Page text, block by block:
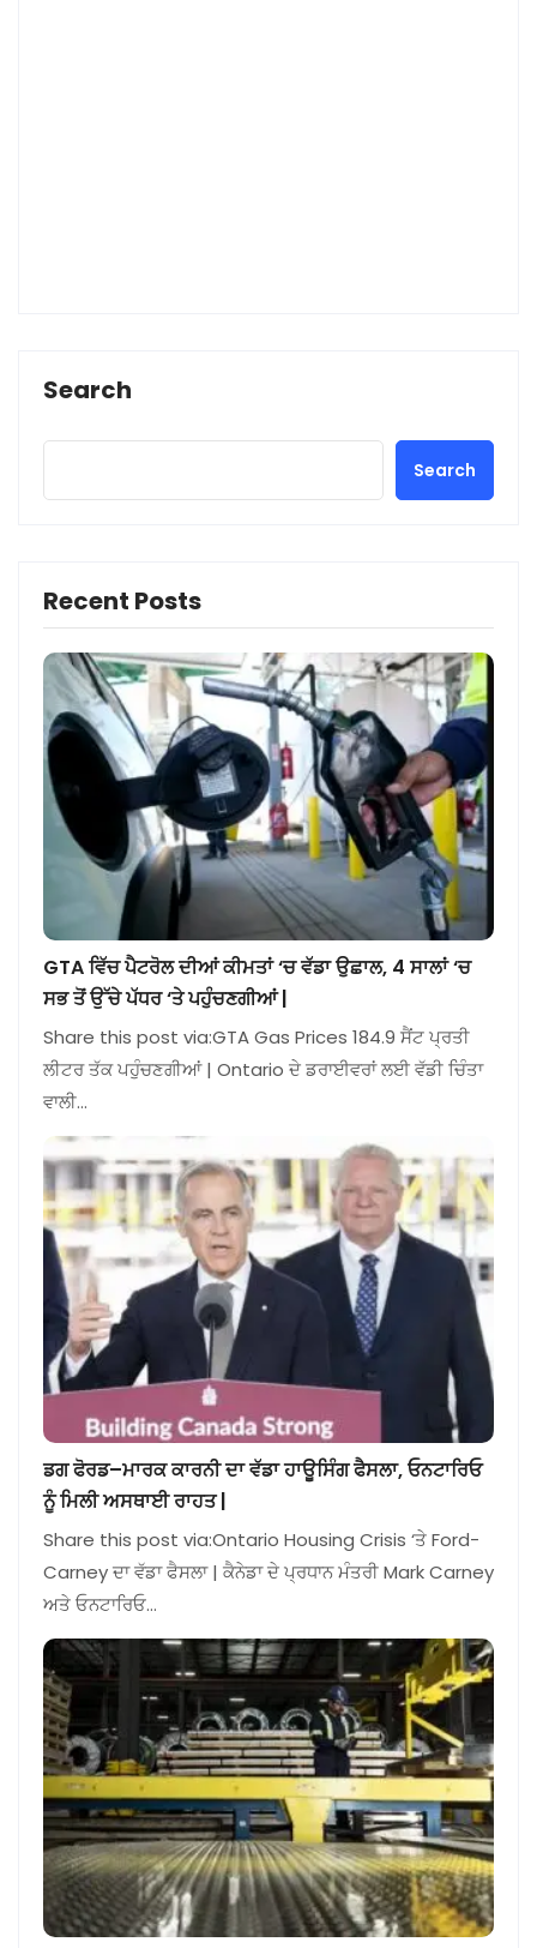
Search
Search
Recent Posts
GTA ਵਿੱਚ ਪੈਟਰੋਲ ਦੀਆਂ ਕੀਮਤਾਂ ‘ਚ ਵੱਡਾ ਉਛਾਲ, 4 ਸਾਲਾਂ ‘ਚ
ਸਭ ਤੋਂ ਉੱਚੇ ਪੱਧਰ ‘ਤੇ ਪਹੁੰਚਣਗੀਆਂ |
Share this post via:GTA Gas Prices 184.9 ਸੈਂਟ ਪ੍ਰਤੀ
ਲੀਟਰ ਤੱਕ ਪਹੁੰਚਣਗੀਆਂ | Ontario ਦੇ ਡਰਾਈਵਰਾਂ ਲਈ ਵੱਡੀ ਚਿੰਤਾ
ਵਾਲੀ…
ਡਗ ਫੋਰਡ–ਮਾਰਕ ਕਾਰਨੀ ਦਾ ਵੱਡਾ ਹਾਊਸਿੰਗ ਫੈਸਲਾ, ਓਨਟਾਰਿਓ
ਨੂੰ ਮਿਲੀ ਅਸਥਾਈ ਰਾਹਤ |
Share this post via:Ontario Housing Crisis ‘ਤੇ Ford-
Carney ਦਾ ਵੱਡਾ ਫੈਸਲਾ | ਕੈਨੇਡਾ ਦੇ ਪ੍ਰਧਾਨ ਮੰਤਰੀ Mark Carney
ਅਤੇ ਓਨਟਾਰਿਓ…